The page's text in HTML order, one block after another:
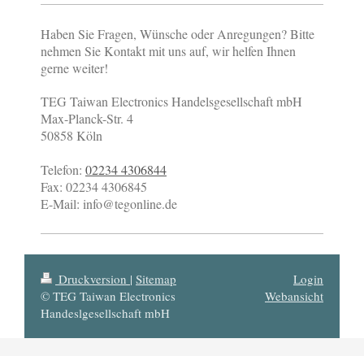
Haben Sie Fragen, Wünsche oder Anregungen? Bitte
nehmen Sie Kontakt mit uns auf, wir helfen Ihnen
gerne weiter!
TEG Taiwan Electronics Handelsgesellschaft mbH
Max-Planck-Str. 4
50858 Köln
Telefon: 02234 4306844
Fax: 02234 4306845
E-Mail: info@tegonline.de
Druckversion | Sitemap
© TEG Taiwan Electronics
Handeslgesellschaft mbH
Login
Webansicht